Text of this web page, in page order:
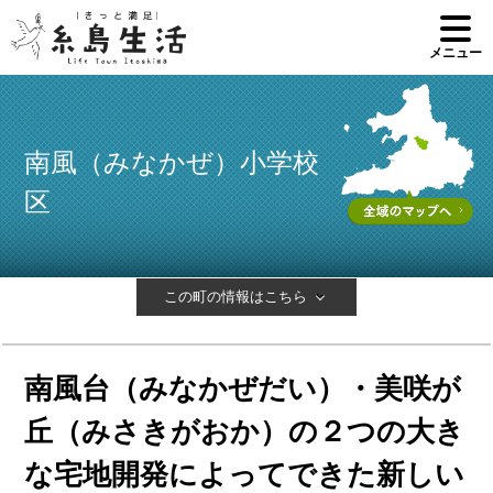
メニュー
南風（みなかぜ）小学校
区
この町の情報はこちら
南風台（みなかぜだい）・美咲が
丘（みさきがおか）の２つの大き
な宅地開発によってできた新しい